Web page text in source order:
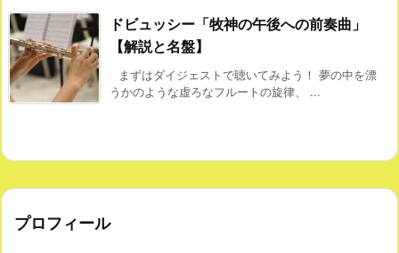
ドビュッシー「牧神の午後への前奏曲」
【解説と名盤】
まずはダイジェストで聴いてみよう！ 夢の中を漂
うかのような虚ろなフルートの旋律、 ...
プロフィール